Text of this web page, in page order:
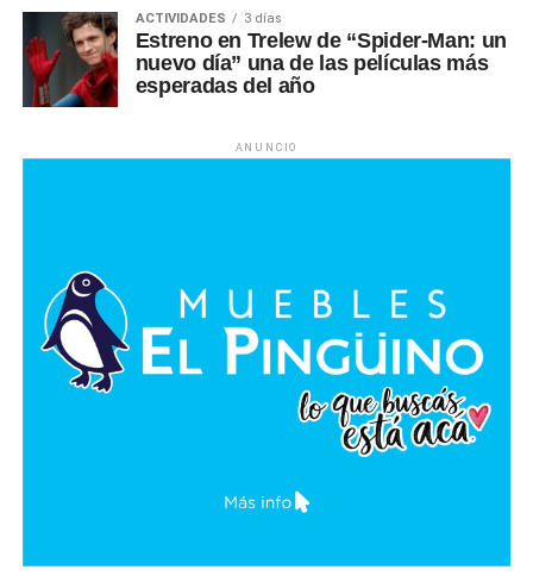
ACTIVIDADES 3 días
Estreno en Trelew de “Spider-Man: un
nuevo día” una de las películas más
esperadas del año
ANUNCIO